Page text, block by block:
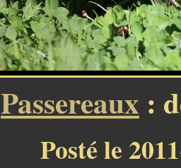
Passereaux :
Posté le